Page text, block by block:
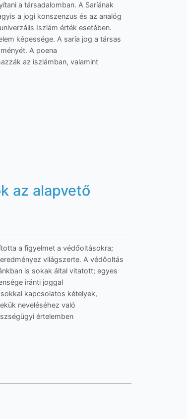
a társadalomban. A Saríának
a jogi konszenzus és az analóg
Iszlám érték esetében.
képessége. A saría jog a társas
A poena
az iszlámban, valamint
az alapvető
a figyelmet a védőoltásokra;
világszerte. A védőoltás
is sokak által vitatott; egyes
iránti joggal
kapcsolatos kételyek,
neveléséhez való
értelemben